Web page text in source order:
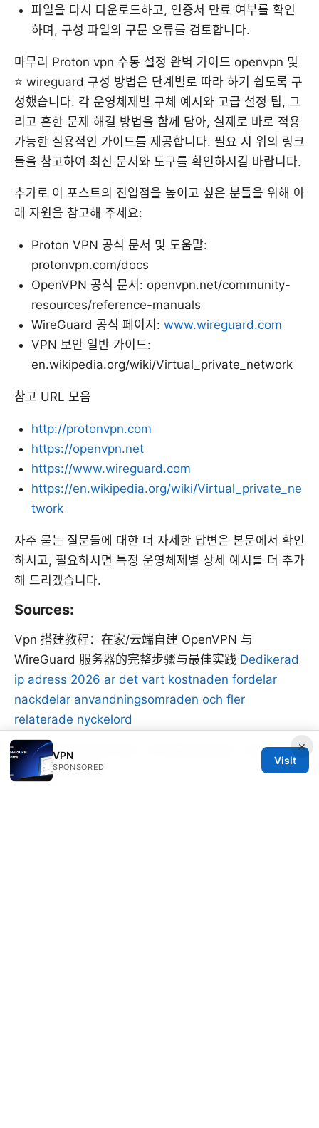
파일을 다시 다운로드하고, 인증서 만료 여부를 확인
하며, 구성 파일의 구문 오류를 검토합니다.
마무리 Proton vpn 수동 설정 완벽 가이드 openvpn 및
⭐ wireguard 구성 방법은 단계별로 따라 하기 쉽도록 구
성했습니다. 각 운영체제별 구체 예시와 고급 설정 팁, 그
리고 흔한 문제 해결 방법을 함께 담아, 실제로 바로 적용
가능한 실용적인 가이드를 제공합니다. 필요 시 위의 링크
들을 참고하여 최신 문서와 도구를 확인하시길 바랍니다.
추가로 이 포스트의 진입점을 높이고 싶은 분들을 위해 아
래 자원을 참고해 주세요:
Proton VPN 공식 문서 및 도움말:
protonvpn.com/docs
OpenVPN 공식 문서: openvpn.net/community-
resources/reference-manuals
WireGuard 공식 페이지: www.wireguard.com
VPN 보안 일반 가이드:
en.wikipedia.org/wiki/Virtual_private_network
참고 URL 모음
http://protonvpn.com
https://openvpn.net
https://www.wireguard.com
https://en.wikipedia.org/wiki/Virtual_private_ne
twork
자주 묻는 질문들에 대한 더 자세한 답변은 본문에서 확인
하시고, 필요하시면 특정 운영체제별 상세 예시를 더 추가
해 드리겠습니다.
Sources:
Vpn 搭建教程：在家/云端自建 OpenVPN 与
WireGuard 服务器的完整步骤与最佳实践 Dedikerad
ip adress 2026 ar det vart kostnaden fordelar
nackdelar anvandningsomraden och fler
relaterade nyckelord
牛vpn 使用指南与评测：在中国如何选择、安装与优化
VPN 的完整教程
×
VPN
SPONSORED
Visit